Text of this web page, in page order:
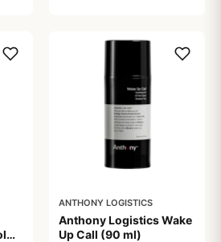
ANTHONY LOGISTICS
Anthony Logistics Wake
Up Call (90 ml)